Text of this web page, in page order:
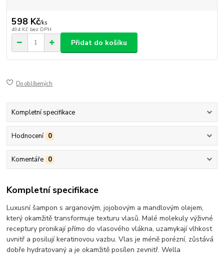
598 Kč/ks
494 Kč bez DPH
Přidat do košíku
Do oblíbených
Kompletní specifikace
Hodnocení 0
Komentáře 0
Kompletní specifikace
Luxusní šampon s arganovým, jojobovým a mandlovým olejem,
který okamžitě transformuje texturu vlasů. Malé molekuly výživné
receptury pronikají přímo do vlasového vlákna, uzamykají vlhkost
uvnitř a posilují keratinovou vazbu. Vlas je méně porézní, zůstává
dobře hydratovaný a je okamžitě posílen zevnitř. Wella